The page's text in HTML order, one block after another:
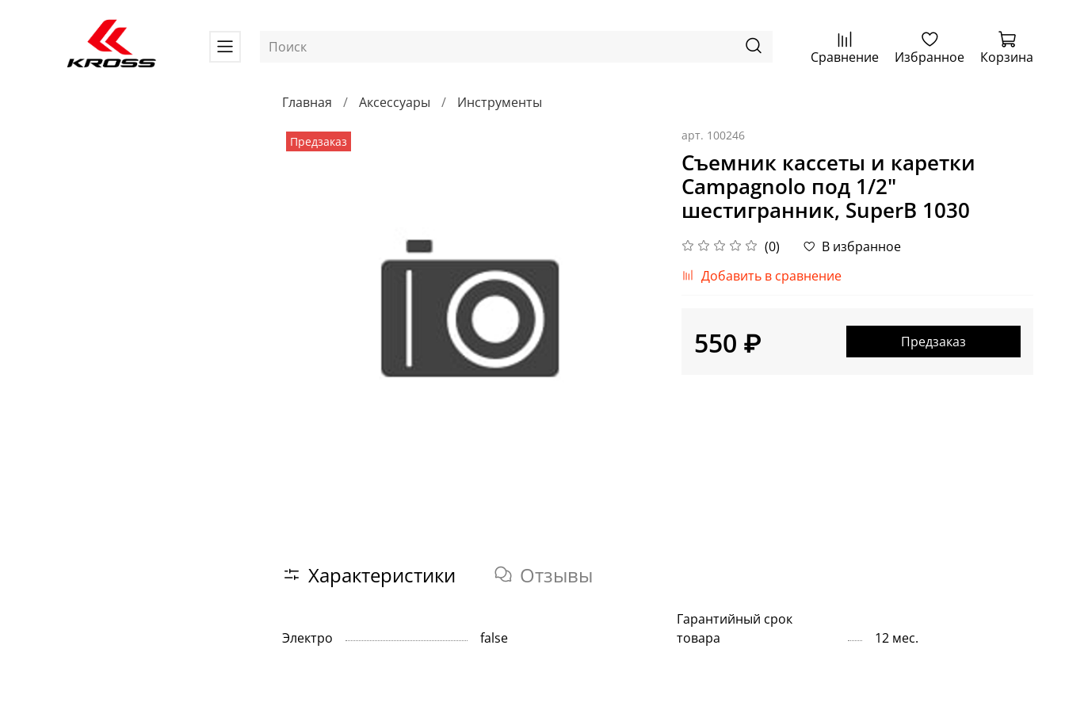
Сравнение Избранное Корзина
Главная Аксессуары Инструменты
Предзаказ арт. 100246
Съемник кассеты и каретки
Campagnolo под 1/2"
шестигранник, SuperB 1030
(0)
В избранное
Добавить в сравнение
550 ₽ Предзаказ
Характеристики Отзывы
Электро false
Гарантийный срок
товара
12 мес.